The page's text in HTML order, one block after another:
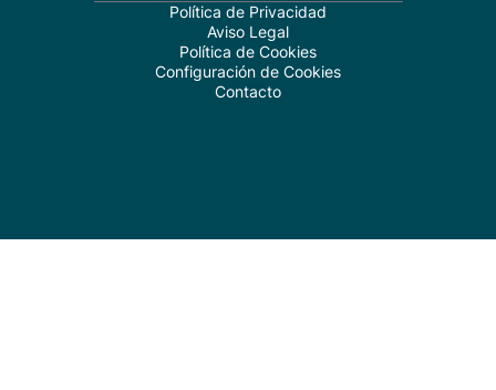
Política de Privacidad
Aviso Legal
Política de Cookies
Configuración de Cookies
Contacto